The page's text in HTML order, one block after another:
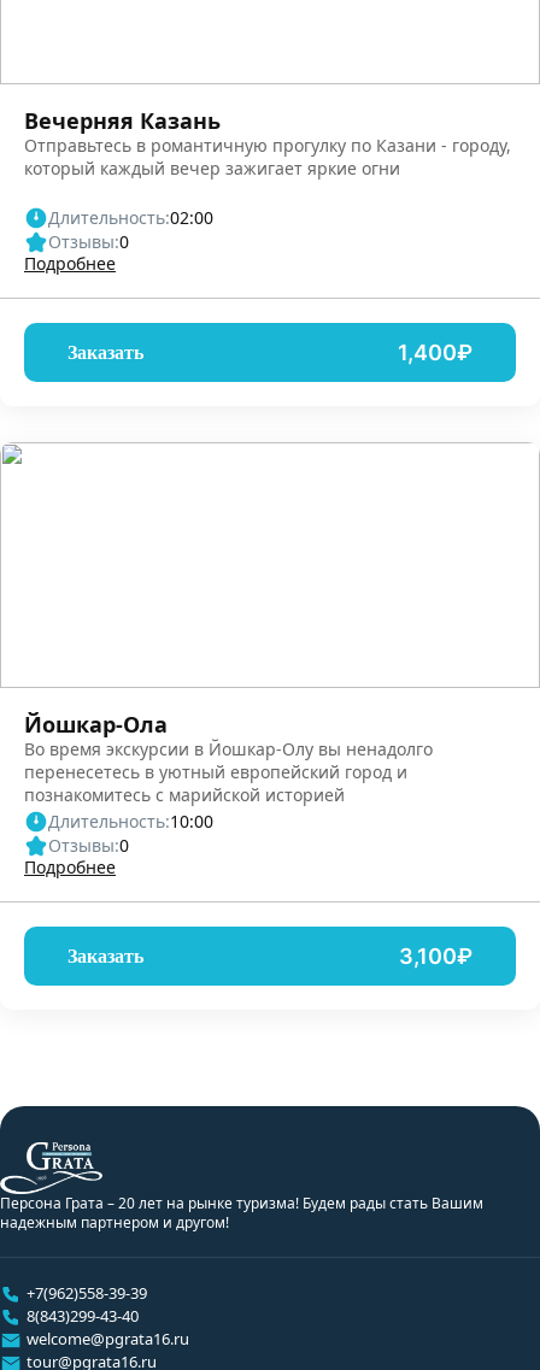
Вечерняя Казань
Отправьтесь в романтичную прогулку по Казани - городу,
который каждый вечер зажигает яркие огни
Длительность:02:00
Отзывы:0
Подробнее
Заказать 1,400₽
Йошкар-Ола
Во время экскурсии в Йошкар-Олу вы ненадолго
перенесетесь в уютный европейский город и
познакомитесь с марийской историей
Длительность:10:00
Отзывы:0
Подробнее
Заказать 3,100₽
Персона Грата – 20 лет на рынке туризма! Будем рады стать Вашим
надежным партнером и другом!
+7(962)558-39-39
8(843)299-43-40
welcome@pgrata16.ru
tour@pgrata16.ru